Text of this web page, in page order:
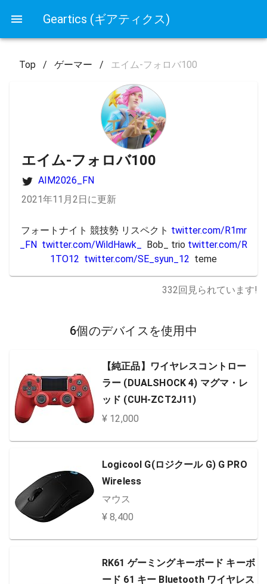
Geartics (ギアティクス)
Top / ゲーマー / エイム-フォロバ100
エイム-フォロバ100
AIM2026_FN
2021年11月2日に更新
フォートナイト 競技勢 リスペクト twitter.com/R1mr
_FN twitter.com/WildHawk_
  Bob_ trio
twitter.com/R
1TO12 twitter.com/SE_syun_12
  teme
332回見られています!
6個のデバイスを使用中
【純正品】ワイヤレスコントロー
ラー (DUALSHOCK 4) マグマ・レ
ッド (CUH-ZCT2J11)
¥ 12,000
Logicool G(ロジクール G) G PRO
Wireless
マウス
¥ 8,400
RK61 ゲーミングキーボード キーボ
ード 61 キー Bluetooth ワイヤレス